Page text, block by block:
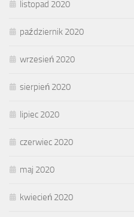
listopad 2020
październik 2020
wrzesień 2020
sierpień 2020
lipiec 2020
czerwiec 2020
maj 2020
kwiecień 2020